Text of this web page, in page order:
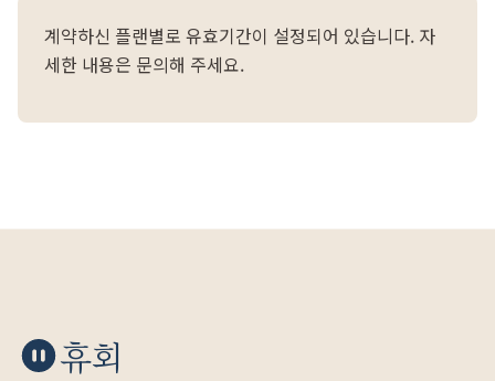
계약하신 플랜별로 유효기간이 설정되어 있습니다. 자
세한 내용은 문의해 주세요.
휴회